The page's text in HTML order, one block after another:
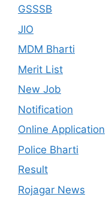
GSSSB
JIO
MDM Bharti
Merit List
New Job
Notification
Online Application
Police Bharti
Result
Rojagar News